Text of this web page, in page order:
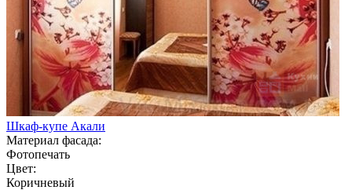
Шкаф-купе Акали
Материал фасада:
Фотопечать
Цвет:
Коричневый